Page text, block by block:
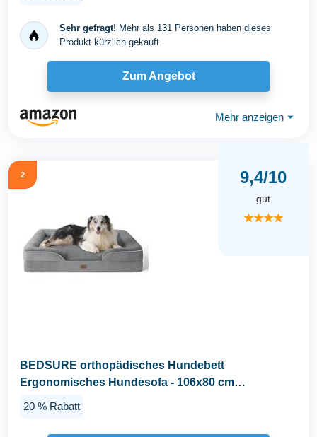
Sehr gefragt! Mehr als 131 Personen haben dieses
Produkt kürzlich gekauft.
Zum Angebot
Mehr anzeigen ⏷
2 9,4/10
gut
★★★★
BEDSURE orthopädisches Hundebett
Ergonomisches Hundesofa - 106x80 cm
20 % Rabatt